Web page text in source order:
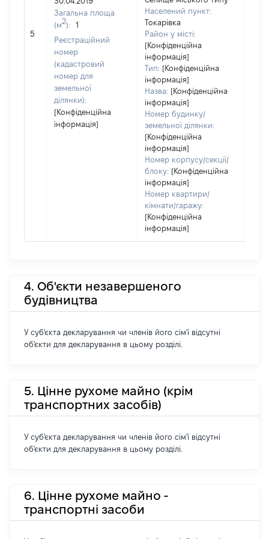
5
Загальна площа
(м2):
1
Реєстраційний
номер
(кадастровий
номер для
земельної
ділянки):
[Конфіденційна
інформація]
Населений пункт:
Токарівка
Район у місті:
[Конфіденційна
інформація]
Тип: [Конфіденційна
інформація]
Назва: [Конфіденційна
інформація]
Номер будинку/
земельної ділянки:
[Конфіденційна
інформація]
Номер корпусу/секції/
блоку: [Конфіденційна
інформація]
Номер квартири/
кімнати/гаражу:
[Конфіденційна
інформація]
4. Об'єкти незавершеного
будівництва
У суб'єкта декларування чи членів його сім'ї відсутні
об'єкти для декларування в цьому розділі.
5. Цінне рухоме майно (крім
транспортних засобів)
У суб'єкта декларування чи членів його сім'ї відсутні
об'єкти для декларування в цьому розділі.
6. Цінне рухоме майно -
транспортні засоби